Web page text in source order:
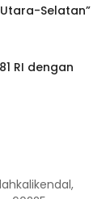
Selatan”
RI dengan